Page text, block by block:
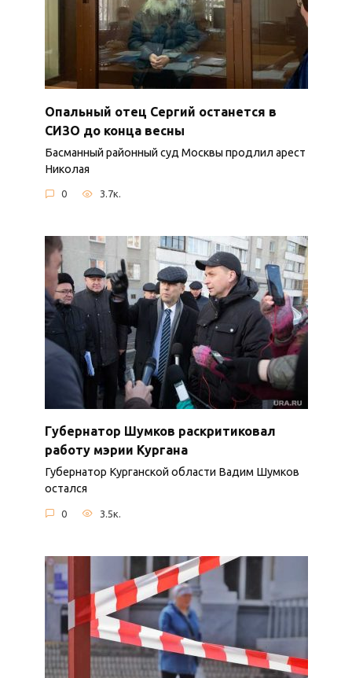
Опальный отец Сергий останется в
СИЗО до конца весны
Басманный районный суд Москвы продлил арест
Николая
0 3.7к.
Губернатор Шумков раскритиковал
работу мэрии Кургана
Губернатор Курганской области Вадим Шумков
остался
0 3.5к.